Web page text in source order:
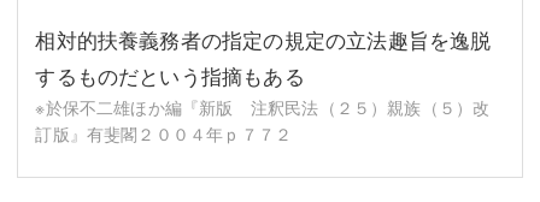
相対的扶養義務者の指定の規定の立法趣旨を逸脱
するものだという指摘もある
※於保不二雄ほか編『新版 注釈民法（２５）親族（５）改
訂版』有斐閣２００４年ｐ７７２